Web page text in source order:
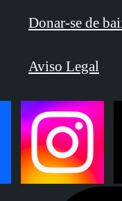
Donar-se de
Aviso Legal